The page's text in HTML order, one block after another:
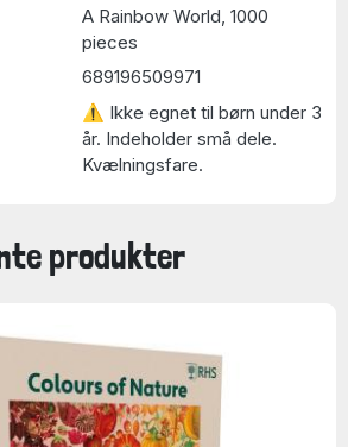
A Rainbow World, 1000
pieces
689196509971
⚠ Ikke egnet til børn under 3
år. Indeholder små dele.
Kvælningsfare.
produkter